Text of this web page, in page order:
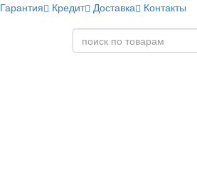
Гарантия Кредит Доставка
Контакты